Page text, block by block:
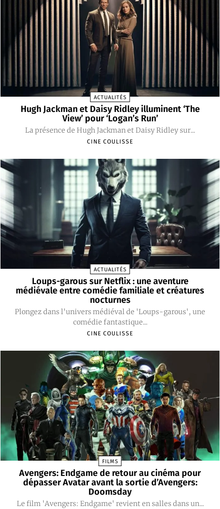
ACTUALITÉS
Hugh Jackman et Daisy Ridley illuminent ‘The
View’ pour ‘Logan’s Run’
La présence de Hugh Jackman et Daisy Ridley sur...
CINE COULISSE
ACTUALITÉS
Loups-garous sur Netflix : une aventure
médiévale entre comédie familiale et créatures
nocturnes
Plongez dans l'univers médiéval de 'Loups-garous', une
comédie fantastique...
CINE COULISSE
FILMS
Avengers: Endgame de retour au cinéma pour
dépasser Avatar avant la sortie d’Avengers:
Doomsday
Le film 'Avengers: Endgame' revient en salles dans un...